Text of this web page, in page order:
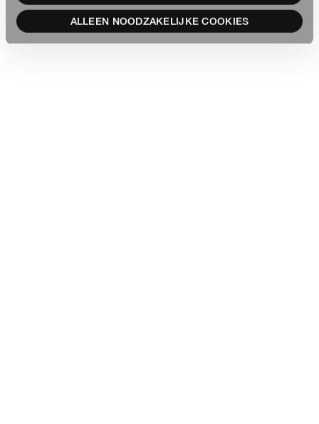
ALLEEN NOODZAKELIJKE COOKIES